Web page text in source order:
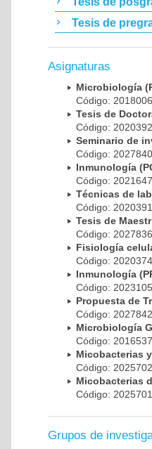
Tesis de
Asignaturas
Microbiología
Código:
Tesis de
Código:
Seminario de
Código:
Inmunología
Código:
Técnicas de
Código:
Tesis de
Código:
Fisiología
Código:
Inmunología
Código:
Propuesta de
Código:
Microbiología
Código:
Micobacterias
Código:
Micobacterias
Código:
Grupos de